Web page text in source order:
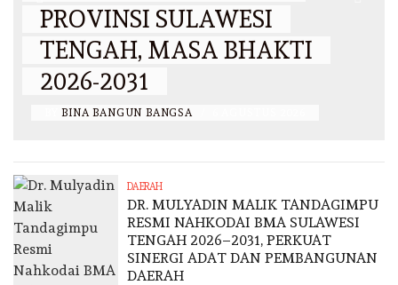
PROVINSI SULAWESI
TENGAH, MASA BHAKTI
2026-2031
BINA BANGUN BANGSA
DAERAH
DR. MULYADIN MALIK TANDAGIMPU
RESMI NAHKODAI BMA SULAWESI
TENGAH 2026–2031, PERKUAT
SINERGI ADAT DAN PEMBANGUNAN
DAERAH